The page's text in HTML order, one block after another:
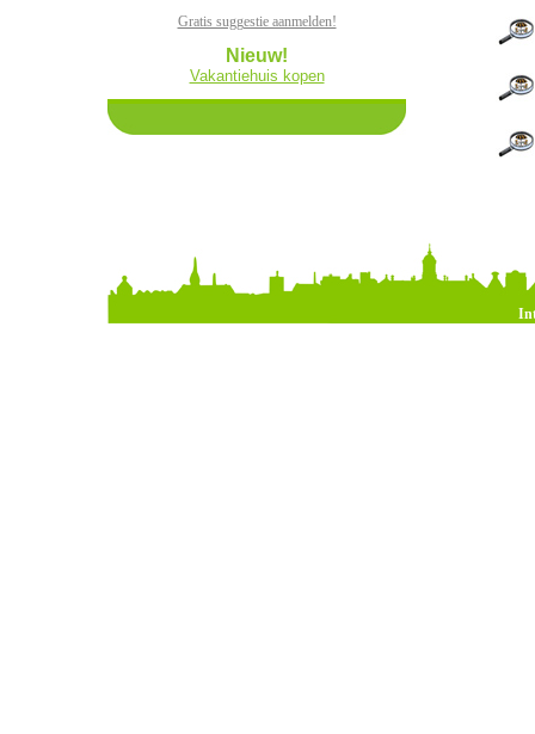
Gratis suggestie aanmelden!
Nieuw!
Vakantiehuis kopen